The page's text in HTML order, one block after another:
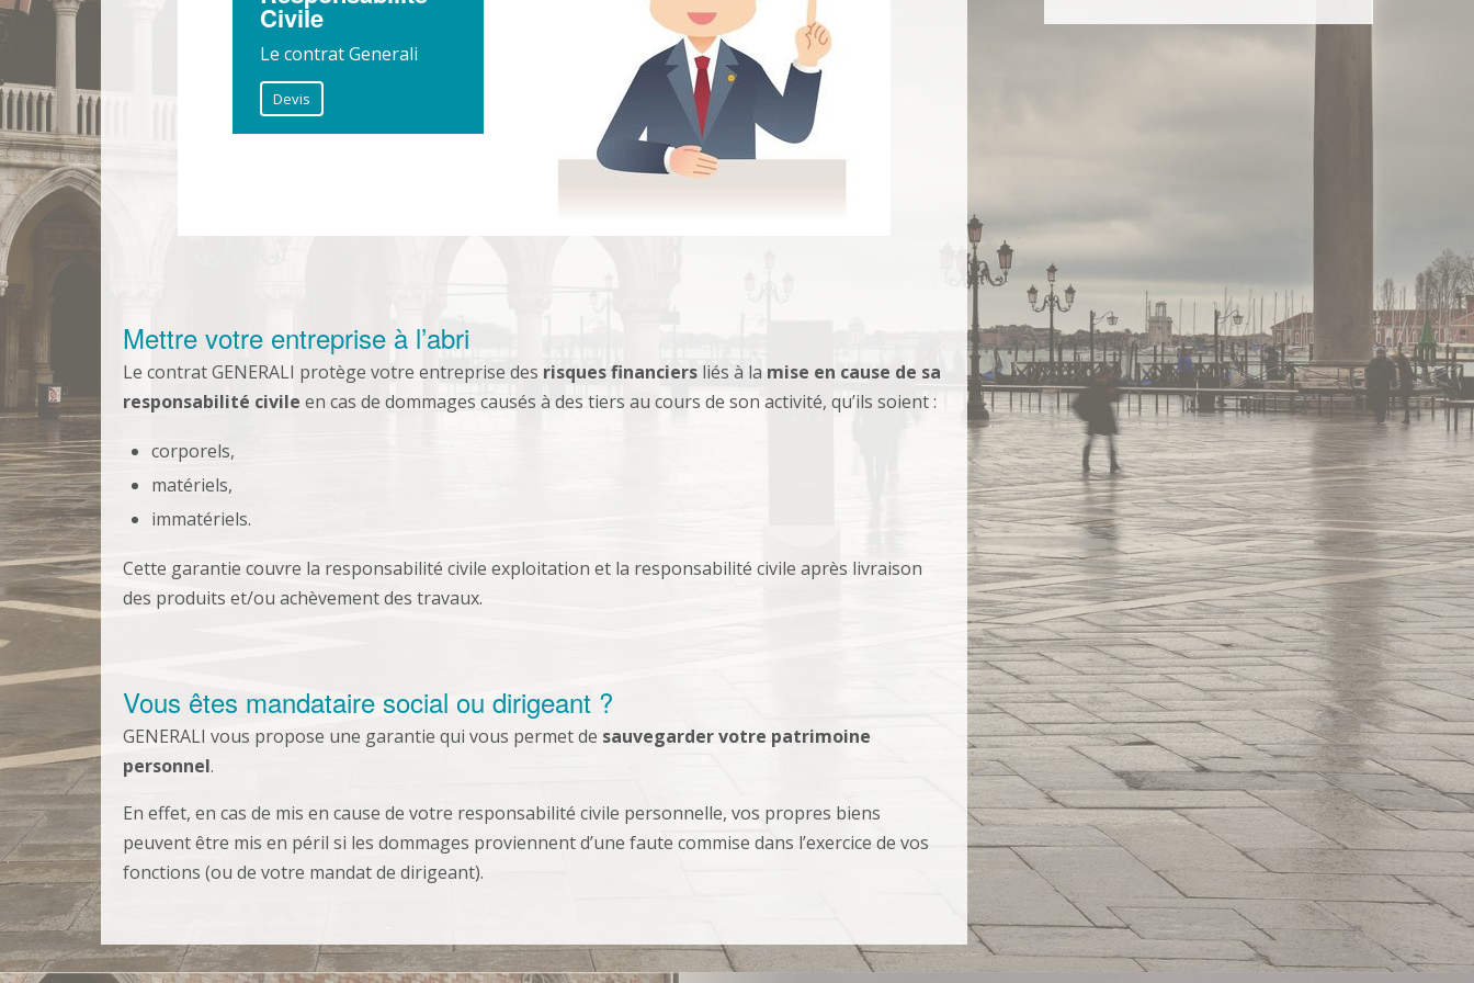
Civile
Le contrat Generali
Devis
Mettre votre entreprise à l’abri
Le contrat GENERALI protège votre entreprise des risques financiers liés à la mise en cause de sa
responsabilité civile en cas de dommages causés à des tiers au cours de son activité, qu’ils soient :
corporels,
matériels,
immatériels.
Cette garantie couvre la responsabilité civile exploitation et la responsabilité civile après livraison
des produits et/ou achèvement des travaux.
Vous êtes mandataire social ou dirigeant ?
GENERALI vous propose une garantie qui vous permet de sauvegarder votre patrimoine
personnel.
En effet, en cas de mis en cause de votre responsabilité civile personnelle, vos propres biens
peuvent être mis en péril si les dommages proviennent d’une faute commise dans l’exercice de vos
fonctions (ou de votre mandat de dirigeant).